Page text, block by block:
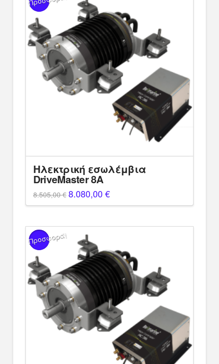
Ηλεκτρική εσωλέμβια
DriveMaster 8A
8.505,00€ Original
price
was:
8.080,00€Η
τρέχουσα
τιμή
Προσφορά!